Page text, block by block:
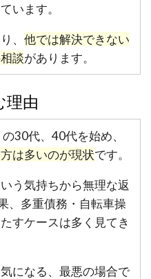
います。
、 他では解決できない
談があります。
理由
30代、40代を始め、
は多いのが現状です。
う気持ちから無理な返
、多重債務・自転車操
すケースは多く見てき
になる、最悪の場合で